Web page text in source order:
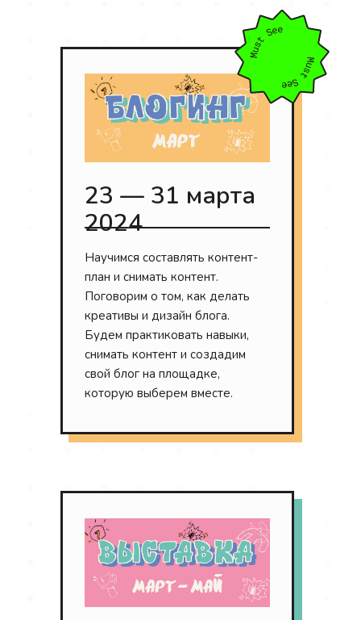
Научимся составлять контент-
план и снимать контент.
Поговорим о том, как делать
креативы и дизайн блога.
Будем практиковать навыки,
снимать контент и создадим
свой блог на площадке,
которую выберем вместе.
23 — 31 марта
2024